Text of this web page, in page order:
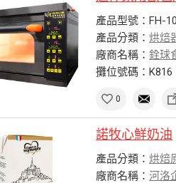
產品型號：FH-
產品分類：烘焙
廠商名稱：銓球
攤位號碼：K816
0
諾牧心鮮奶油
產品分類：烘焙
廠商名稱：河洛